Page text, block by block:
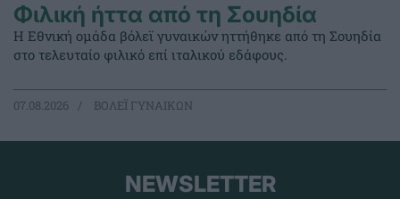
Φιλική ήττα από τη Σουηδία
Η Εθνική ομάδα βόλεϊ γυναικών ηττήθηκε από τη Σουηδία
στο τελευταίο φιλικό επί ιταλικού εδάφους.
07.08.2026 ΒΟΛΕΪ ΓΥΝΑΙΚΩΝ
NEWSLETTER